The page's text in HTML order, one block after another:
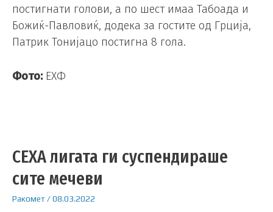
постигнати голови, а по шест имаа Табоада и
Божиќ-Павловиќ, додека за гостите од Грција,
Патрик Тонијацо постигна 8 гола.
Фото: ЕХФ
СЕХА лигата ги суспендираше
сите мечеви
Ракомет/08.03.2022